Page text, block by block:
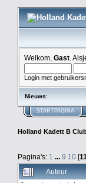
Welkom, Gast .
Login met
Nieuws:
STARTPAGINA
Holland Kadett B
Pagina's: 1 ... 9 10 [11
Auteur